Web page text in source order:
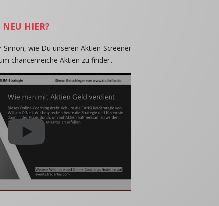
NEU HIER?
Simon, wie Du unseren Aktien-Screener
chancenreiche Aktien zu finden.